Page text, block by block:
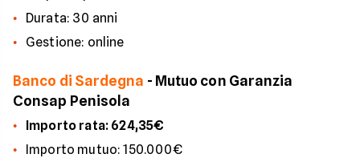
Durata: 30 anni
Gestione: online
Banco di Sardegna - Mutuo con Garanzia
Consap Penisola
Importo rata: 624,35€
Importo mutuo: 150.000€